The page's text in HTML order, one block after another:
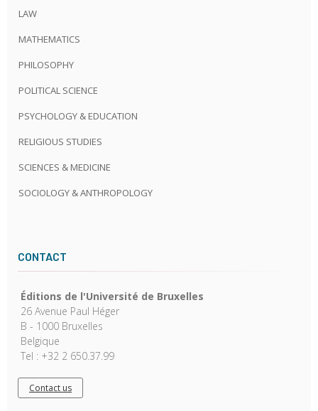
LAW
MATHEMATICS
PHILOSOPHY
POLITICAL SCIENCE
PSYCHOLOGY & EDUCATION
RELIGIOUS STUDIES
SCIENCES & MEDICINE
SOCIOLOGY & ANTHROPOLOGY
CONTACT
Éditions de l'Université de Bruxelles
26 Avenue Paul Héger
B - 1000 Bruxelles
Belgique
Tel : +32 2 650.37.99
Contact us